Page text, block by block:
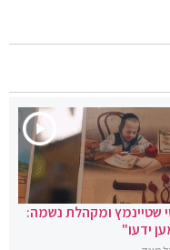
שטיינמץ ומקהלת נשמה:
ידעו"